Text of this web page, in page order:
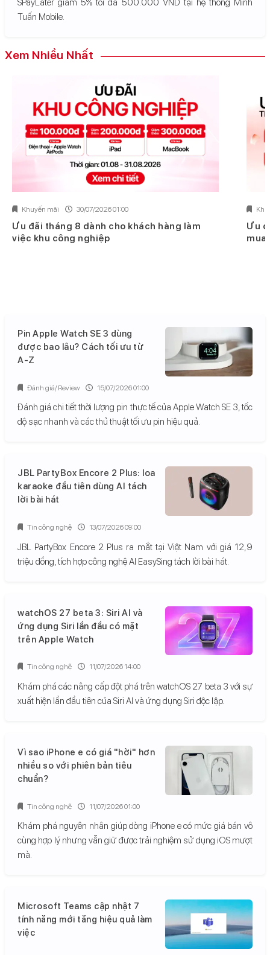
SPayLater giảm 5% tối đa 500.000 VND tại hệ thống Minh
Tuấn Mobile.
Xem Nhiều Nhất
Khuyến mãi 30/07/2026 01:00
Ưu đãi tháng 8 dành cho khách hàng làm
việc khu công nghiệp
Ưu
mua
Pin Apple Watch SE 3 dùng
được bao lâu? Cách tối ưu từ
A-Z
Đánh giá chi tiết thời lượng pin thực tế của Apple Watch SE 3, tốc
độ sạc nhanh và các thủ thuật tối ưu pin hiệu quả.
Đánh giá/ Review 15/07/2026 01:00
JBL PartyBox Encore 2 Plus: loa
karaoke đầu tiên dùng AI tách
lời bài hát
JBL PartyBox Encore 2 Plus ra mắt tại Việt Nam với giá 12,9
triệu đồng, tích hợp công nghệ AI EasySing tách lời bài hát.
Tin công nghệ 13/07/2026 09:00
watchOS 27 beta 3: Siri AI và
ứng dụng Siri lần đầu có mặt
trên Apple Watch
Khám phá các nâng cấp đột phá trên watchOS 27 beta 3 với sự
xuất hiện lần đầu tiên của Siri AI và ứng dụng Siri độc lập.
Tin công nghệ 11/07/2026 14:00
Vì sao iPhone e có giá "hời" hơn
nhiều so với phiên bản tiêu
chuẩn?
Khám phá nguyên nhân giúp dòng iPhone e có mức giá bán vô
cùng hợp lý nhưng vẫn giữ được trải nghiệm sử dụng iOS mượt
mà.
Tin công nghệ 11/07/2026 01:00
Microsoft Teams cập nhật 7
tính năng mới tăng hiệu quả làm
việc